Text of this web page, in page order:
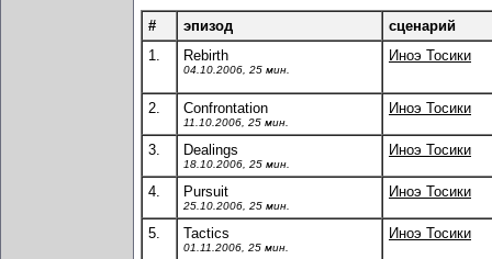
# эпизод
сценарий
1.
Rebirth
04.10.2006, 25 мин.
Иноэ Тосики
2. Confrontation
11.10.2006, 25 мин.
Иноэ Тосики
3. Dealings
18.10.2006, 25 мин.
Иноэ Тосики
4. Pursuit
25.10.2006, 25 мин.
Иноэ Тосики
5. Tactics
01.11.2006, 25 мин.
Иноэ Тосики